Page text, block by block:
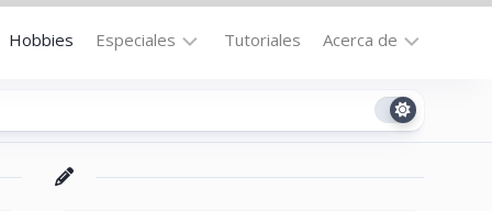
Hobbies Especiales
la
Tutoriales Acerca de
Contacto